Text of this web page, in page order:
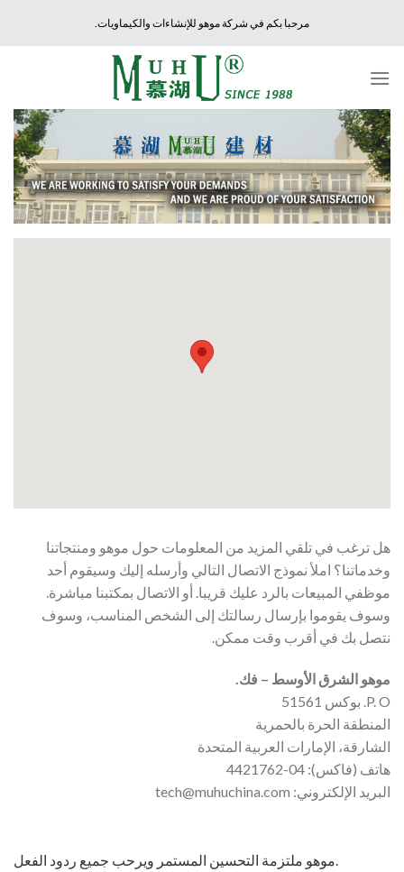
مرحبا بكم في شركة موهو للإنشاءات والكيماويات.
هل ترغب في تلقي المزيد من المعلومات حول موهو ومنتجاتنا
وخدماتنا؟ املأ نموذج الاتصال التالي وأرسله إليك وسيقوم أحد
موظفي المبيعات بالرد عليك قريبا. أو الاتصال بمكتبنا مباشرة.
وسوف يقوموا بإرسال رسالتك إلى الشخص المناسب، وسوف
نتصل بك في أقرب وقت ممكن.
موهو الشرق الأوسط – فك.
P. O. بوكس 51561
المنطقة الحرة بالحمرية
الشارقة، الإمارات العربية المتحدة
هاتف (فاكس): 04-4421762
البريد الإلكتروني: tech@muhuchina.com
موهو ملتزمة التحسين المستمر ويرحب جميع ردود الفعل.